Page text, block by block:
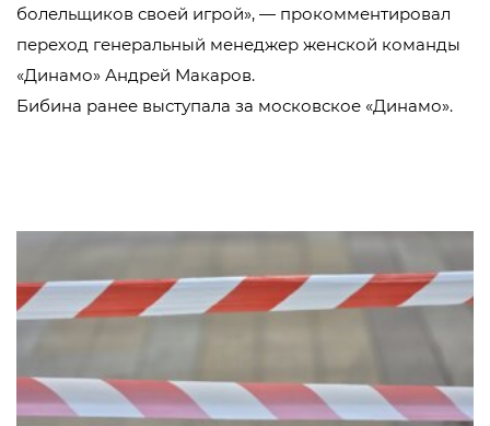
болельщиков своей игрой», — прокомментировал
переход генеральный менеджер женской команды
«Динамо» Андрей Макаров.
Бибина ранее выступала за московское «Динамо».